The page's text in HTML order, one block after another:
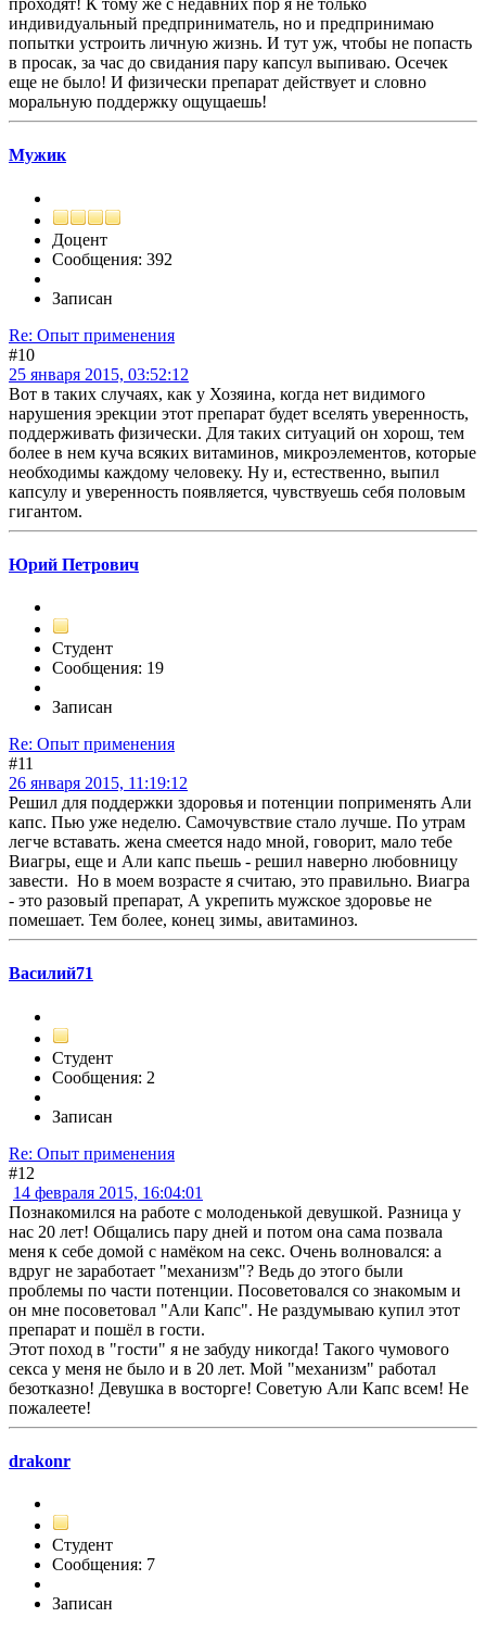
проходят! К тому же с недавних пор я не только
индивидуальный предприниматель, но и предпринимаю
попытки устроить личную жизнь. И тут уж, чтобы не попасть
в просак, за час до свидания пару капсул выпиваю. Осечек
еще не было! И физически препарат действует и словно
моральную поддержку ощущаешь!
Мужик
Доцент
Сообщения: 392
Записан
Re: Опыт применения
#10
25 января 2015, 03:52:12
Вот в таких случаях, как у Хозяина, когда нет видимого
нарушения эрекции этот препарат будет вселять уверенность,
поддерживать физически. Для таких ситуаций он хорош, тем
более в нем куча всяких витаминов, микроэлементов, которые
необходимы каждому человеку. Ну и, естественно, выпил
капсулу и уверенность появляется, чувствуешь себя половым
гигантом.
Юрий Петрович
Студент
Сообщения: 19
Записан
Re: Опыт применения
#11
26 января 2015, 11:19:12
Решил для поддержки здоровья и потенции поприменять Али
капс. Пью уже неделю. Самочувствие стало лучше. По утрам
легче вставать. жена смеется надо мной, говорит, мало тебе
Виагры, еще и Али капс пьешь - решил наверно любовницу
завести. Но в моем возрасте я считаю, это правильно. Виагра
- это разовый препарат, А укрепить мужское здоровье не
помешает. Тем более, конец зимы, авитаминоз.
Василий71
Студент
Сообщения: 2
Записан
Re: Опыт применения
#12
14 февраля 2015, 16:04:01
Познакомился на работе с молоденькой девушкой. Разница у
нас 20 лет! Общались пару дней и потом она сама позвала
меня к себе домой с намёком на секс. Очень волновался: а
вдруг не заработает "механизм"? Ведь до этого были
проблемы по части потенции. Посоветовался со знакомым и
он мне посоветовал "Али Капс". Не раздумываю купил этот
препарат и пошёл в гости.
Этот поход в "гости" я не забуду никогда! Такого чумового
секса у меня не было и в 20 лет. Мой "механизм" работал
безотказно! Девушка в восторге! Советую Али Капс всем! Не
пожалеете!
drakonr
Студент
Сообщения: 7
Записан